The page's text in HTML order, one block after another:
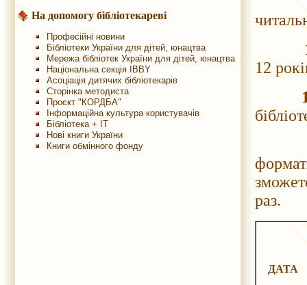
На допомогу бібліотекареві
Професійні новини
Бібліотеки України для дітей, юнацтва
Мережа бібліотек України для дітей, юнацтва
Національна секція IBBY
Асоціація дитячих бібліотекарів
Сторінка методиста
Проєкт "КОРДБА"
Інформаційна культура користувачів
Бібліотека + IT
Нові книги України
Книги обмінного фонду
12
раз.
ДАТА